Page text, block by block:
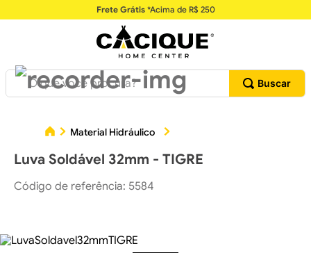
Frete Grátis*Acima de R$ 250
O que você procura?
Material Hidráulico
Luva Soldável 32mm - TIGRE
Código de referência: 5584